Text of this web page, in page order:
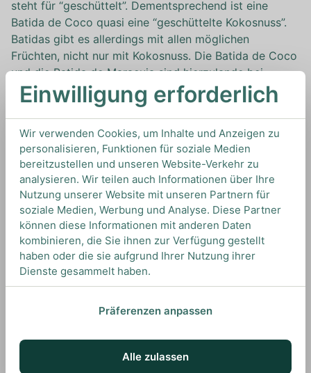
steht für “geschüttelt”. Dementsprechend ist eine
Batida de Coco quasi eine “geschüttelte Kokosnuss”.
Batidas gibt es allerdings mit allen möglichen
Früchten, nicht nur mit Kokosnuss. Die Batida de Coco
und die Batida de Maracuja sind hierzulande bei
weitem die bekanntesten, wobei gerade in
brasilianischen Bars und Restaurants oft viele
verschiedene Variationen angeboten werden. Batidas
sind auch beliebte Drinks bei Feierlichkeiten und
werden oft bei Festivals und natürlich zur
Karnevalszeit gemixt.
Was ist eine Batida de Coco?
In Brasilien versteht man unter Batida generell eine
Kombination aus Cachaca und einer Frucht. Also ist
eine Batida de Coco quasi ein Drink aus Kokosnuss
und Cachaca, wobei auch oft Zutaten wie Limettensaft
oder Ananassaft in Rezepten zu finden sind.
Während man außerhalb von Brasilien in Batida de
Coco Rezepten immer wieder die Verwendung von
Einwilligung erforderlich
Wir verwenden Cookies, um Inhalte und Anzeigen zu
personalisieren, Funktionen für soziale Medien
bereitzustellen und unseren Website-Verkehr zu
analysieren. Wir teilen auch Informationen über Ihre
Nutzung unserer Website mit unseren Partnern für
soziale Medien, Werbung und Analyse. Diese Partner
können diese Informationen mit anderen Daten
kombinieren, die Sie ihnen zur Verfügung gestellt
haben oder die sie aufgrund Ihrer Nutzung ihrer
Dienste gesammelt haben.
Präferenzen anpassen
Alle zulassen